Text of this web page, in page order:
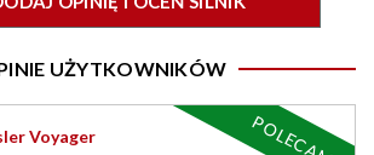
UŻYTKOWNIKÓW
Voyager
POLECAM